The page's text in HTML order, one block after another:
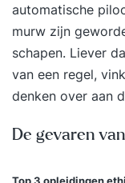
automatische
murw zijn
schapen. Liever
van een regel,
denken over aan
De gevaren